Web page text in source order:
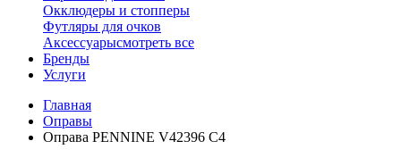
Окклюдеры и стопперы
Футляры для очков
Аксессуарысмотреть все
Бренды
Услуги
Главная
Оправы
Оправа PENNINE V42396 C4